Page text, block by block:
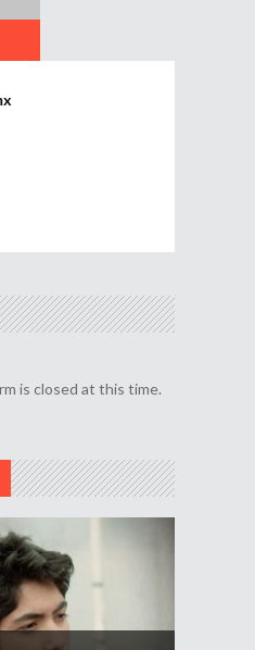
is closed at this time.